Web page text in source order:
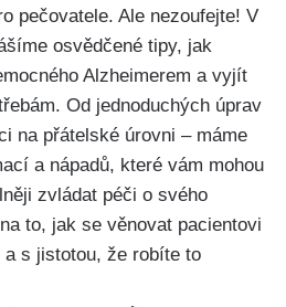
pečovatele. Ale nezoufejte! V
osvědčené tipy, jak
Alzheimerem a vyjít
Od jednoduchých úprav
na přátelské úrovni – máme
a nápadů, které vám mohou
zvládat péči o svého
to, jak se věnovat pacientovi
s jistotou, že robíte to